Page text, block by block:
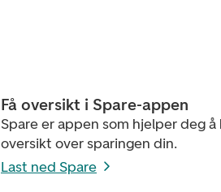
Få oversikt i Spare-appen
Spare er appen som hjelper deg å
oversikt over sparingen din.
Last ned Spare